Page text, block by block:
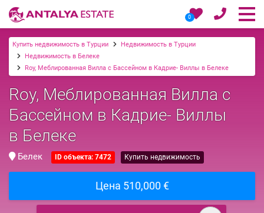
0
Купить недвижимость в Турции
Недвижимость в Турции
Недвижимость в Белеке
Roy, Меблированная Вилла с Бассейном в Кадрие- Виллы в Белеке
Roy, Меблированная Вилла с
Бассейном в Кадрие- Виллы
в Белеке
Белек ID объекта: 7472 Купить недвижимость
Цена 510,000 €